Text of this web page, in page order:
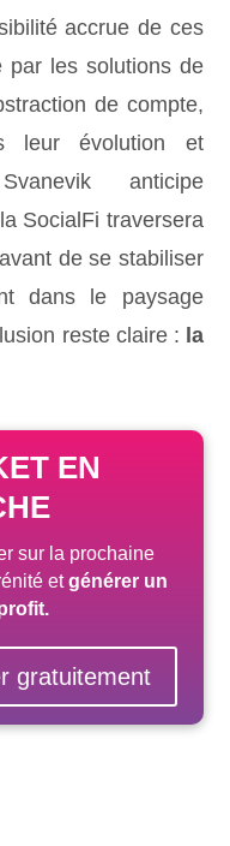
accrue de ces
par les solutions de
de compte,
leur évolution et
anticipe
SocialFi traversera
de se stabiliser
dans le paysage
reste claire : la
EN
sur la prochaine
etgénérer un
gratuitement